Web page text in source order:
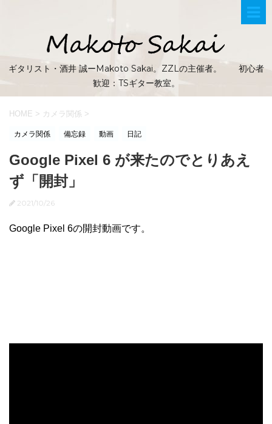
ギタリスト・酒井 誠ーMakoto Sakai。ZZLの主催者。 初心者
歓迎：TSギター教室。
HOME > カメラ関係 >
カメラ関係 備忘録 動画 日記
Google Pixel 6 が来たのでとりあえ
ず「開封」
2021/10/26
Google Pixel 6の開封動画です。